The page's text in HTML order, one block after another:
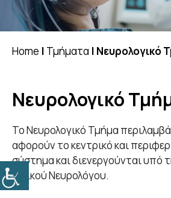
Home | Τμήματα | Νευρολογικό
Νευρολογικό
Το Νευρολογικό Τμήμα
αφορούν το κεντρικό και
σύστημα και διενεργούνται υπό
Ειδικού Νευρολόγου.